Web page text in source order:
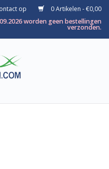
op
0 Artikelen - €0,00
worden geen bestellingen
verzonden.